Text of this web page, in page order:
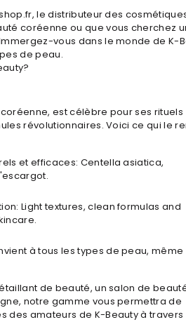
le distributeur des
coréenne ou que vous cherchez
vous dans le monde de K-
de peau.
est célèbre pour ses rituels
révolutionnaires. Voici ce qui le
et efficaces: Centella asiatica,
Light textures, clean formulas and
à tous les types de peau, même
de beauté, un salon de
notre gamme vous permettra de
des amateurs de K-Beauty à travers